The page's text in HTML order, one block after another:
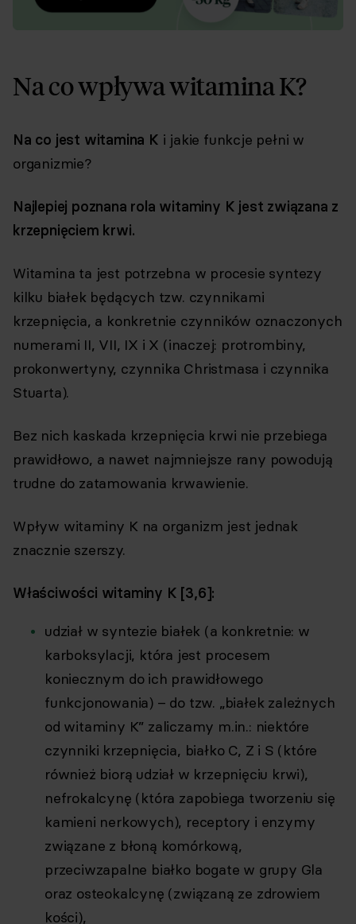
Na co wpływa witamina K?
Na co jest witamina K i jakie funkcje pełni w
organizmie?
Najlepiej poznana rola witaminy K jest związana z
krzepnięciem krwi.
Witamina ta jest potrzebna w procesie syntezy
kilku białek będących tzw. czynnikami
krzepnięcia, a konkretnie czynników oznaczonych
numerami II, VII, IX i X (inaczej: protrombiny,
prokonwertyny, czynnika Christmasa i czynnika
Stuarta).
Bez nich kaskada krzepnięcia krwi nie przebiega
prawidłowo, a nawet najmniejsze rany powodują
trudne do zatamowania krwawienie.
Wpływ witaminy K na organizm jest jednak
znacznie szerszy.
Właściwości witaminy K [3,6]:
udział w syntezie białek (a konkretnie: w
karboksylacji, która jest procesem
koniecznym do ich prawidłowego
funkcjonowania) – do tzw. „białek zależnych
od witaminy K” zaliczamy m.in.: niektóre
czynniki krzepnięcia, białko C, Z i S (które
również biorą udział w krzepnięciu krwi),
nefrokalcynę (która zapobiega tworzeniu się
kamieni nerkowych), receptory i enzymy
związane z błoną komórkową,
przeciwzapalne białko bogate w grupy Gla
oraz osteokalcynę (związaną ze zdrowiem
kości),